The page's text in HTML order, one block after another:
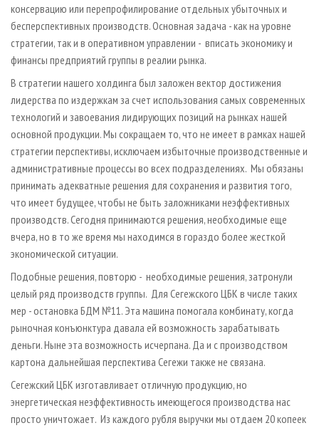
консервацию или перепрофилирование отдельных убыточных и
бесперспективных производств. Основная задача - как на уровне
стратегии, так и в оперативном управлении - вписать экономику и
финансы предприятий группы в реалии рынка.
В стратегии нашего холдинга был заложен вектор достижения
лидерства по издержкам за счет использования самых современных
технологий и завоевания лидирующих позиций на рынках нашей
основной продукции. Мы сокращаем то, что не имеет в рамках нашей
стратегии перспективы, исключаем избыточные производственные и
административные процессы во всех подразделениях. Мы обязаны
принимать адекватные решения для сохранения и развития того,
что имеет будущее, чтобы не быть заложниками неэффективных
производств. Сегодня принимаются решения, необходимые еще
вчера, но в то же время мы находимся в гораздо более жесткой
экономической ситуации.
Подобные решения, повторю - необходимые решения, затронули
целый ряд производств группы. Для Сегежского ЦБК в числе таких
мер - остановка БДМ №11. Эта машина помогала комбинату, когда
рыночная конъюнктура давала ей возможность зарабатывать
деньги. Ныне эта возможность исчерпана. Да и с производством
картона дальнейшая перспектива Сегежи также не связана.
Сегежский ЦБК изготавливает отличную продукцию, но
энергетическая неэффективность имеющегося производства нас
просто уничтожает. Из каждого рубля выручки мы отдаем 20 копеек